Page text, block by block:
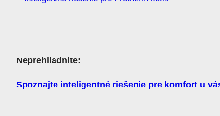
Neprehliadnite:
Spoznajte inteligentné riešenie pre komfort u